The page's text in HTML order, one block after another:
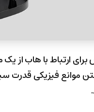
ارتباط با هاب از یک
موانع فیزیکی قدرت